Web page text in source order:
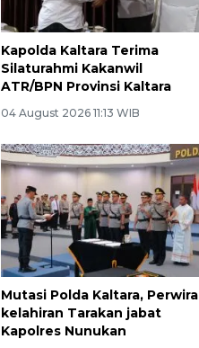
Kapolda Kaltara Terima
Silaturahmi Kakanwil
ATR/BPN Provinsi Kaltara
04 August 2026 11:13 WIB
Mutasi Polda Kaltara, Perwira
kelahiran Tarakan jabat
Kapolres Nunukan